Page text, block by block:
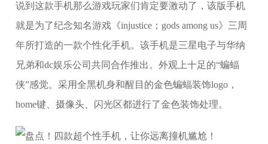
说到这款手机那么游戏玩家们肯定要激动了，该版手机
就是为了纪念知名游戏《injustice；gods among us》三周
年所打造的一款个性化手机。该手机是三星电子与华纳
兄弟和dc娱乐公司共同合作推出。外观上十足的“蝙蝠
侠”感觉。采用全黑机身和醒目的金色蝙蝠装饰logo，
home键、摄像头、闪光区都进行了金色装饰处理。